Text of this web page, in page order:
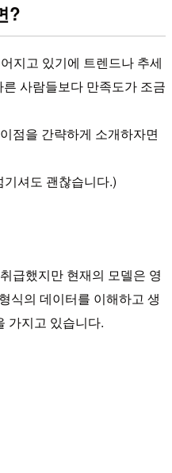
?
지고 있기에 트렌드나 추세
사람들보다 만족도가 조금
점을 간략하게 소개하자면
셔도 괜찮습니다.)
급했지만 현재의 모델은 영
식의 데이터를 이해하고 생
가지고 있습니다.